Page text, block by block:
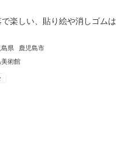
で楽しい、貼り絵や消しゴムは
島県
鹿児島市
美術館